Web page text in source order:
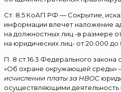
Ст. 8.5 КоАП РФ — Сокрытие,
информации влечет наложение
на должностных лиц -в размере
на юридических лиц- от 20.000 до
П. 8 ст.16.3 Федерального закона
«Об охране окружающей среды»
исчислении платы за НВОС
осуществляющими деятельность